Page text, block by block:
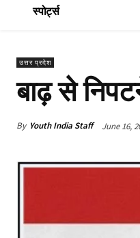
स्पोर्ट्स
उत्तर प्रदेश
बाढ़ से
By Youth India Staff June 16,